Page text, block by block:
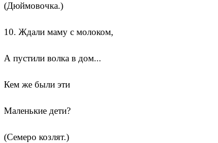
(Дюймовочка.)
10. Ждали маму с молоком,
А пустили волка в дом...
Кем же были эти
Маленькие дети?
(Семеро козлят.)